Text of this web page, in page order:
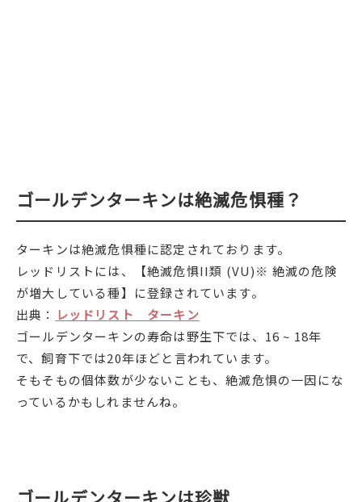
ゴールデンターキンは絶滅危惧種？
ターキンは絶滅危惧種に認定されております。
レッドリストには、【絶滅危惧II類 (VU)※ 絶滅の危険
が増大している種】に登録されています。
出典： レッドリスト ターキン
ゴールデンターキンの寿命は野生下では、16 ~ 18年
で、飼育下では20年ほどと言われています。
そもそもの個体数が少ないことも、絶滅危惧の一因にな
っているかもしれませんね。
ゴールデンターキンは珍獣